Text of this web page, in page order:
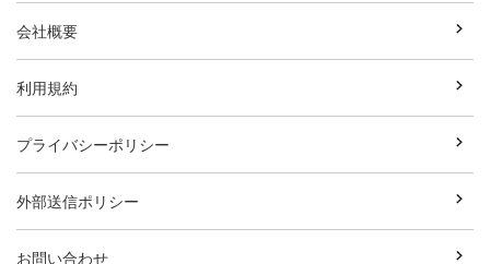
会社概要
利用規約
プライバシーポリシー
外部送信ポリシー
お問い合わせ